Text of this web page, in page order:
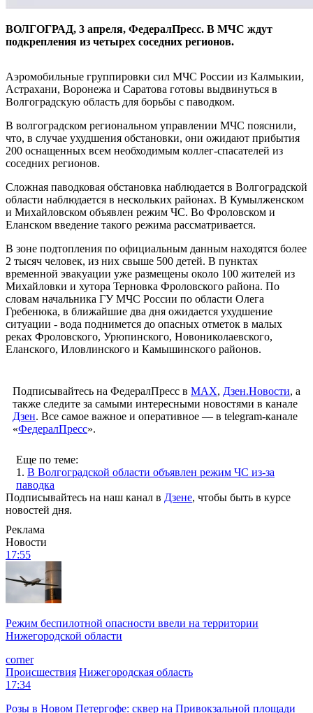
ВОЛГОГРАД, 3 апреля, ФедералПресс. В МЧС ждут
подкрепления из четырех соседних регионов.
Аэромобильные группировки сил МЧС России из Калмыкии,
Астрахани, Воронежа и Саратова готовы выдвинуться в
Волгоградскую область для борьбы с паводком.
В волгоградском региональном управлении МЧС пояснили,
что, в случае ухудшения обстановки, они ожидают прибытия
200 оснащенных всем необходимым коллег-спасателей из
соседних регионов.
Сложная паводковая обстановка наблюдается в Волгоградской
области наблюдается в нескольких районах. В Кумылженском
и Михайловском объявлен режим ЧС. Во Фроловском и
Еланском введение такого режима рассматривается.
В зоне подтопления по официальным данным находятся более
2 тысяч человек, из них свыше 500 детей. В пунктах
временной эвакуации уже размещены около 100 жителей из
Михайловки и хутора Терновка Фроловского района. По
словам начальника ГУ МЧС России по области Олега
Гребенюка, в ближайшие два дня ожидается ухудшение
ситуации - вода поднимется до опасных отметок в малых
реках Фроловского, Урюпинского, Новониколаевского,
Еланского, Иловлинского и Камышинского районов.
Подписывайтесь на ФедералПресс в МАХ, Дзен.Новости, а
также следите за самыми интересными новостями в канале
Дзен. Все самое важное и оперативное — в telegram-канале
«ФедералПресс».
Еще по теме:
1. В Волгоградской области объявлен режим ЧС из-за
паводка
Подписывайтесь на наш канал в Дзене, чтобы быть в курсе
новостей дня.
Реклама
Новости
17:55
Режим беспилотной опасности ввели на территории
Нижегородской области
corner
Происшествия Нижегородская область
17:34
Розы в Новом Петергофе: сквер на Привокзальной площади